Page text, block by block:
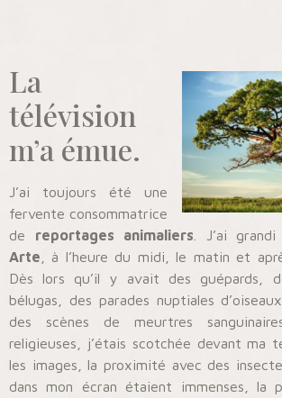
La
télévision
m’a émue.
J’ai toujours été une
fervente consommatrice
de reportages animaliers . J’ai
Arte , à l’heure du midi, le matin et
Dès lors qu’il y avait des guépards,
bélugas, des parades nuptiales
des scènes de meurtres
religieuses, j’étais scotchée devant ma
les images, la proximité avec des
dans mon écran étaient immenses, la